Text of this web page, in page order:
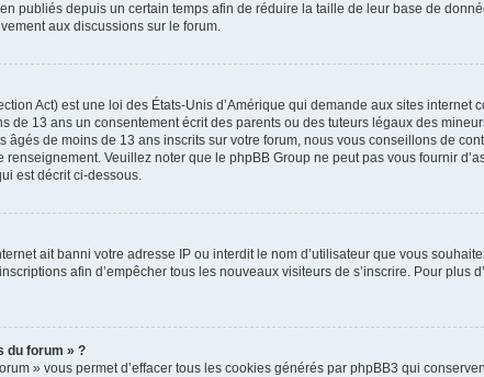
publiés depuis un certain temps afin de réduire la taille de leur base de
aux discussions sur le forum.
Act) est une loi des États-Unis d’Amérique qui demande aux sites internet
de 13 ans un consentement écrit des parents ou des tuteurs légaux des
âgés de moins de 13 ans inscrits sur votre forum, nous vous conseillons de
Veuillez noter que le phpBB Group ne peut pas vous fournir
est décrit ci-dessous.
ait banni votre adresse IP ou interdit le nom d’utilisateur que vous
afin d’empêcher tous les nouveaux visiteurs de s’inscrire. Pour plus
du forum » ?
» vous permet d’effacer tous les cookies générés par phpBB3 qui